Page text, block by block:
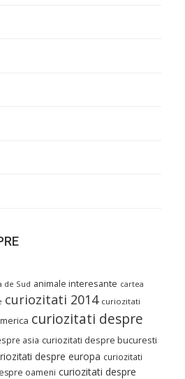
de Sud animale interesante cartea
curiozitati 2014 curiozitati
curiozitati despre
asia curiozitati despre bucuresti
despre europa curiozitati
oameni curiozitati despre